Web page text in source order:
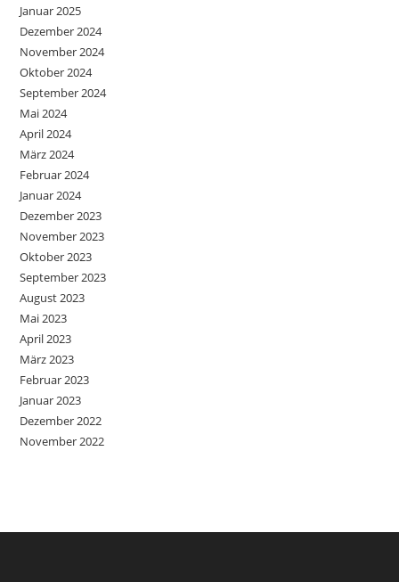
Januar 2025
Dezember 2024
November 2024
Oktober 2024
September 2024
Mai 2024
April 2024
März 2024
Februar 2024
Januar 2024
Dezember 2023
November 2023
Oktober 2023
September 2023
August 2023
Mai 2023
April 2023
März 2023
Februar 2023
Januar 2023
Dezember 2022
November 2022